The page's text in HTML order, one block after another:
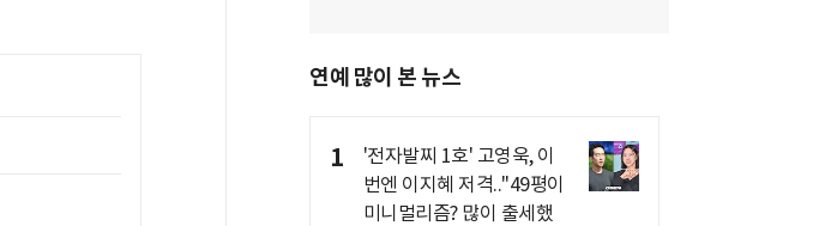
연예 많이 본 뉴스
1
'전자발찌 1호' 고영욱, 이
번엔 이지혜 저격.."49평이
미니멀리즘? 많이 출세했